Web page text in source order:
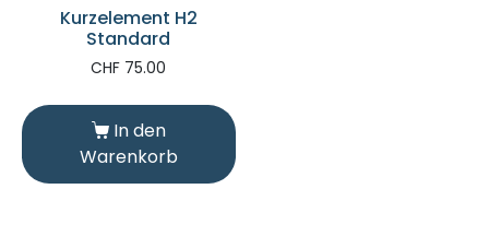
Kurzelement H2
Standard
CHF 75.00
In den
Warenkorb